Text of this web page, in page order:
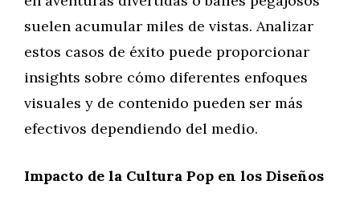
suelen acumular miles de vistas. Analizar
estos casos de éxito puede proporcionar
insights sobre cómo diferentes enfoques
visuales y de contenido pueden ser más
efectivos dependiendo del medio.
Impacto de la Cultura Pop en los Diseños